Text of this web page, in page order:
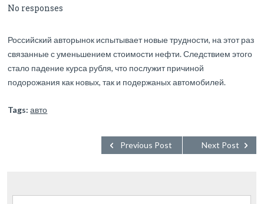
No responses
Российский авторынок испытывает новые трудности, на этот раз
связанные с уменьшением стоимости нефти. Следствием этого
стало падение курса рубля, что послужит причиной
подорожания как новых, так и подержаных автомобилей.
Tags: авто
Next Post
Previous Post
Найти: